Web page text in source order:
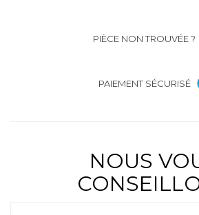
PIÈCE NON TROUVÉE ?
PAIEMENT SÉCURISÉ
NOUS